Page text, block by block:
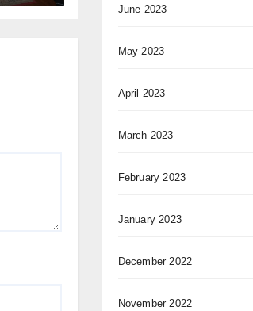
June 2023
May 2023
April 2023
March 2023
February 2023
January 2023
December 2022
November 2022